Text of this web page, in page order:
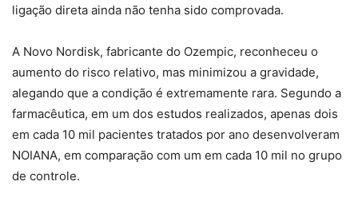
ligação direta ainda não tenha sido comprovada.
A Novo Nordisk, fabricante do Ozempic, reconheceu o
aumento do risco relativo, mas minimizou a gravidade,
alegando que a condição é extremamente rara. Segundo a
farmacêutica, em um dos estudos realizados, apenas dois
em cada 10 mil pacientes tratados por ano desenvolveram
NOIANA, em comparação com um em cada 10 mil no grupo
de controle.